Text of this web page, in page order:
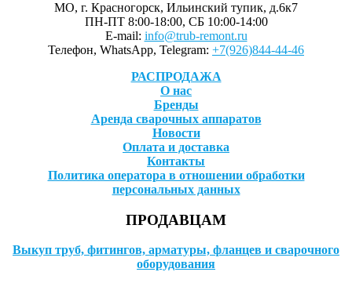
МО, г. Красногорск, Ильинский тупик, д.6к7
ПН-ПТ 8:00-18:00, СБ 10:00-14:00
E-mail: info@trub-remont.ru
Телефон, WhatsApp, Telegram: +7(926)844-44-46
РАСПРОДАЖА
О нас
Бренды
Аренда сварочных аппаратов
Новости
Оплата и доставка
Контакты
Политика оператора в отношении обработки
персональных данных
ПРОДАВЦАМ
Выкуп труб, фитингов, арматуры, фланцев и сварочного
оборудования